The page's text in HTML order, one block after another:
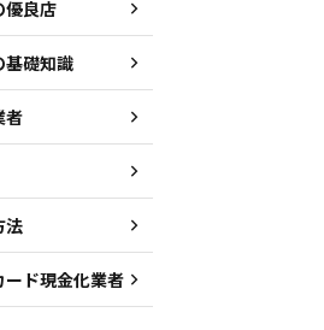
優良店
基礎知識
者
法
ド現金化業者